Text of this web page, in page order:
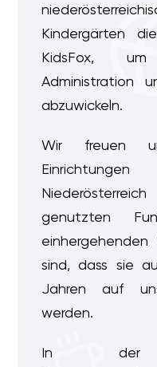
Kindergärten
KidsFox, um
Administration
abzuwickeln.
Wir freuen
genutzten
sind, dass sie
Jahren auf
werden.
In der